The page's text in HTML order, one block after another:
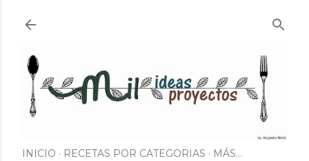
INICIO RECETAS POR CATEGORIAS MÁS…